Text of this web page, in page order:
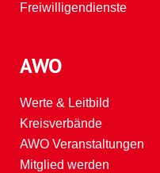
Freiwilligendienste
AWO
Werte & Leitbild
Kreisverbände
AWO Veranstaltungen
Mitglied werden